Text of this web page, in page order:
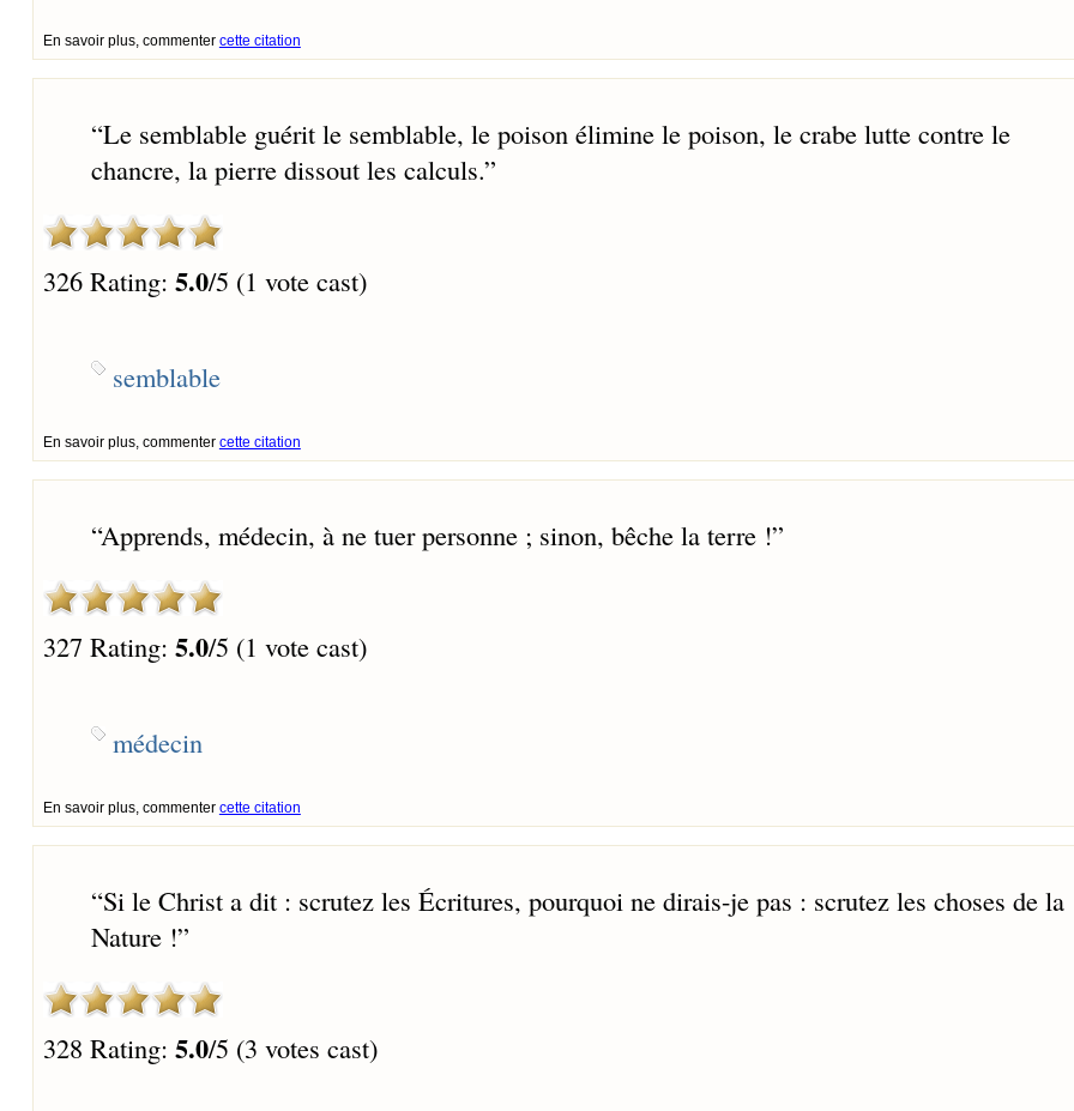
En savoir plus, commenter cette citation
“Le semblable guérit le semblable, le poison élimine le poison, le crabe lutte contre le
chancre, la pierre dissout les calculs.”
326 Rating: 5.0/5 (1 vote cast)
semblable
En savoir plus, commenter cette citation
“Apprends, médecin, à ne tuer personne ; sinon, bêche la terre !”
327 Rating: 5.0/5 (1 vote cast)
médecin
En savoir plus, commenter cette citation
“Si le Christ a dit : scrutez les Écritures, pourquoi ne dirais-je pas : scrutez les choses de la
Nature !”
328 Rating: 5.0/5 (3 votes cast)